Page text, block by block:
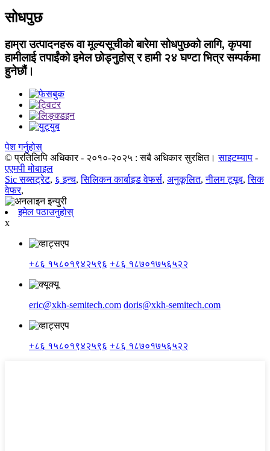
सोधपुछ
हाम्रा उत्पादनहरू वा मूल्यसूचीको बारेमा सोधपुछको लागि, कृपया
हामीलाई तपाईंको इमेल छोड्नुहोस् र हामी २४ घण्टा भित्र सम्पर्कमा
हुनेछौं।
पेश गर्नुहोस्
© प्रतिलिपि अधिकार - २०१०-२०२५ : सबै अधिकार सुरक्षित। साइटम्याप -
एएमपी मोबाइल
Sic सब्सट्रेट, ६ इन्च,सिलिकन कार्बाइड वेफर्स, अनुकूलित,नीलम ट्यूब,सिक
वेफर,
इमेल पठाउनुहोस्
x
+८६ १५८०१९४२५९६ +८६ १८७०१७५६५२२
eric@xkh-semitech.com doris@xkh-semitech.com
+८६ १५८०१९४२५९६ +८६ १८७०१७५६५२२